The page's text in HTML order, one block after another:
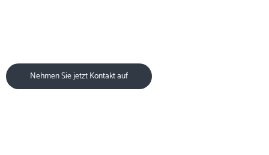
Nehmen Sie jetzt Kontakt auf